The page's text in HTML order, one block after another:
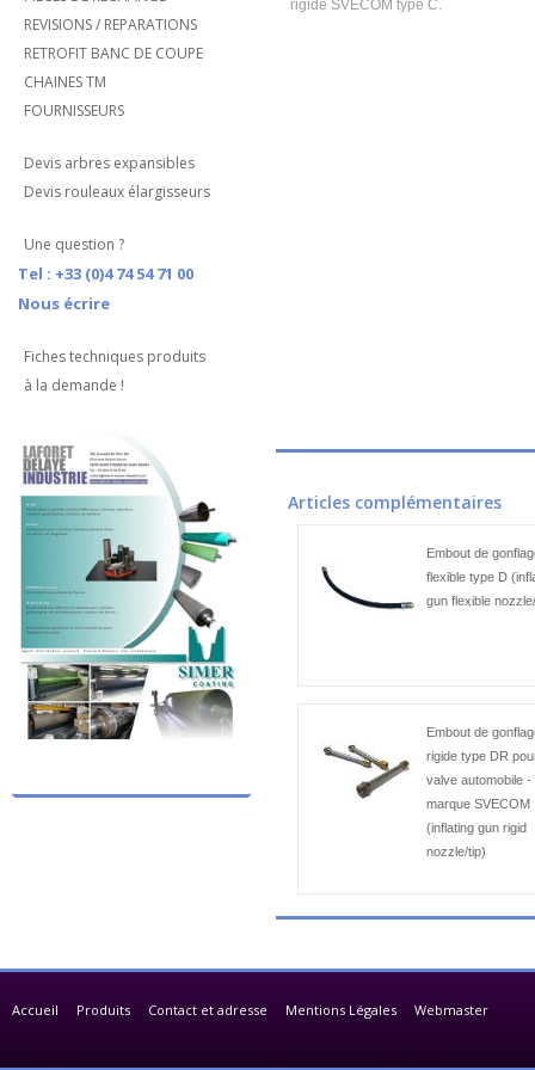
REVISIONS / REPARATIONS
RETROFIT BANC DE COUPE
CHAINES TM
FOURNISSEURS
Devis arbres expansibles
Devis rouleaux élargisseurs
Une question ?
Tel : +33 (0)4 74 54 71 00
Nous écrire
Fiches techniques produits
à la demande !
rigide SVECOM type C.
Articles complémentaires
Embout de
flexible type D
gun flexible
Embout de
rigide type DR
valve automobile -
marque SVECOM
(inflating gun rigid
nozzle/tip)
Accueil Produits Contact et adresse Mentions Légales Webmaster